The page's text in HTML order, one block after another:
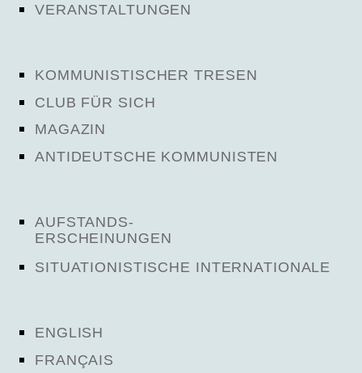
VERANSTALTUNGEN
KOMMUNISTISCHER TRESEN
CLUB FÜR SICH
MAGAZIN
ANTIDEUTSCHE KOMMUNISTEN
AUFSTANDS-
ERSCHEINUNGEN
SITUATIONISTISCHE INTERNATIONALE
ENGLISH
FRANÇAIS